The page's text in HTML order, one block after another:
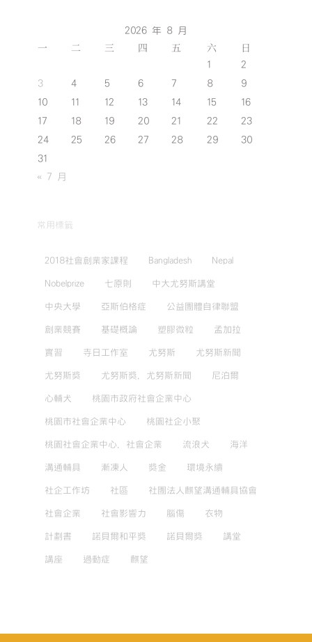
2026 年 8 月
一 二 三 四 五 六 日
1
2
3
4 5 6 7 8
9
10
11 12 13 14 15
16
17
18 19 20 21 22
23
24
25 26 27 28 29
30
31
« 7 月
常用標籤
2018社會創業家課程 Bangladesh Nepal
Nobelprize 七原則 中大尤努斯講堂
中央大學 亞斯伯格症 公益團體自律聯盟
創業競賽 基礎概論 塑膠微粒 孟加拉
實習 寺日工作室 尤努斯 尤努斯新聞
尤努斯獎 尤努斯獎，尤努斯新聞 尼泊爾
心輔犬 桃園市政府社會企業中心
桃園市社會企業中心 桃園社企小聚
桃園社會企業中心，社會企業 流浪犬 海洋
溝通輔具 漸凍人 獎金 環境永續
社企工作坊 社區 社團法人麒望溝通輔具協會
社會企業 社會影響力 腦傷 衣物
計劃書 諾貝爾和平獎 諾貝爾獎 講堂
講座 過動症 麒望